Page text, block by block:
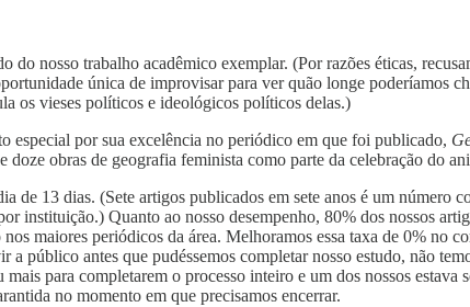
nosso trabalho acadêmico exemplar. (Por razões éticas,
única de improvisar para ver quão longe poderíamos
os vieses políticos e ideológicos políticos delas.)
especial por sua excelência no periódico em que foi publicado,
obras de geografia feminista como parte da celebração do
de 13 dias. (Sete artigos publicados em sete anos é um número
instituição.) Quanto ao nosso desempenho, 80% dos nossos
maiores periódicos da área. Melhoramos essa taxa de 0% no
público antes que pudéssemos completar nosso estudo, não
para completarem o processo inteiro e um dos nossos
no momento em que precisamos encerrar.